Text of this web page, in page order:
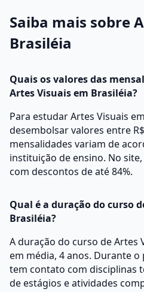
Saiba mais sobre
Brasiléia
Quais os valores das
Artes Visuais em Brasiléia?
Para estudar Artes Visuais
desembolsar valores entre R$
mensalidades variam de
instituição de ensino. No
com descontos de até 84%.
Qual é a duração do curso
Brasiléia?
A duração do curso de Artes
em média, 4 anos. Durante
tem contato com disciplinas
de estágios e atividades